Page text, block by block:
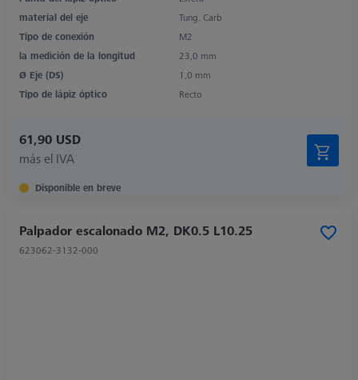
material del eje
Tung. Carb
Tipo de conexión
M2
la medición de la longitud
23,0 mm
Ø Eje (DS)
1,0 mm
Tipo de lápiz óptico
Recto
61,90 USD
más el IVA
Disponible en breve
Palpador escalonado M2, DK0.5 L10.25
623062-3132-000